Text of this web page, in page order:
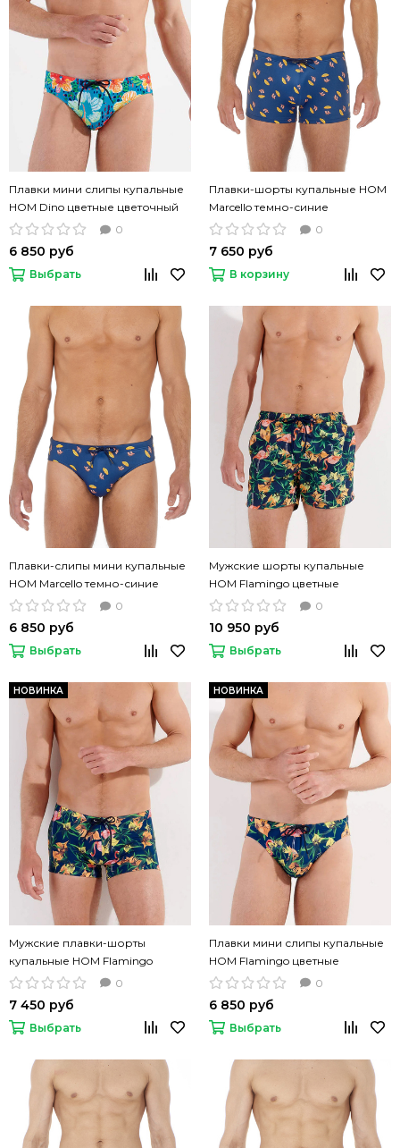
Плавки мини слипы купальные
HOM Dino цветные цветочный
принт
0
6 850 руб
Выбрать
Плавки-шорты купальные HOM
Marcello темно-синие
0
7 650 руб
В корзину
Плавки-слипы мини купальные
HOM Marcello темно-синие
0
6 850 руб
Выбрать
Мужские шорты купальные
HOM Flamingo цветные
0
10 950 руб
Выбрать
НОВИНКА
Мужские плавки-шорты
купальные HOM Flamingo
цветные
0
7 450 руб
Выбрать
НОВИНКА
Плавки мини слипы купальные
HOM Flamingo цветные
0
6 850 руб
Выбрать